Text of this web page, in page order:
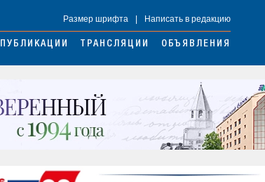
Размер шрифта Написать в редакцию
ПУБЛИКАЦИИ ТРАНСЛЯЦИИ ОБЪЯВЛЕНИЯ